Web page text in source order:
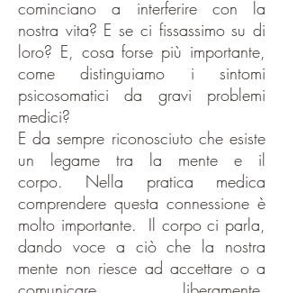
cominciano a interferire con la
nostra vita? E se ci fissassimo su di
loro? E, cosa forse più importante,
come distinguiamo i sintomi
psicosomatici da gravi problemi
medici?
E da sempre riconosciuto che esiste
un legame tra la mente e il
corpo. Nella pratica medica
comprendere questa connessione è
molto importante.
Il corpo ci parla,
dando voce a ciò che la nostra
mente non riesce ad accettare o a